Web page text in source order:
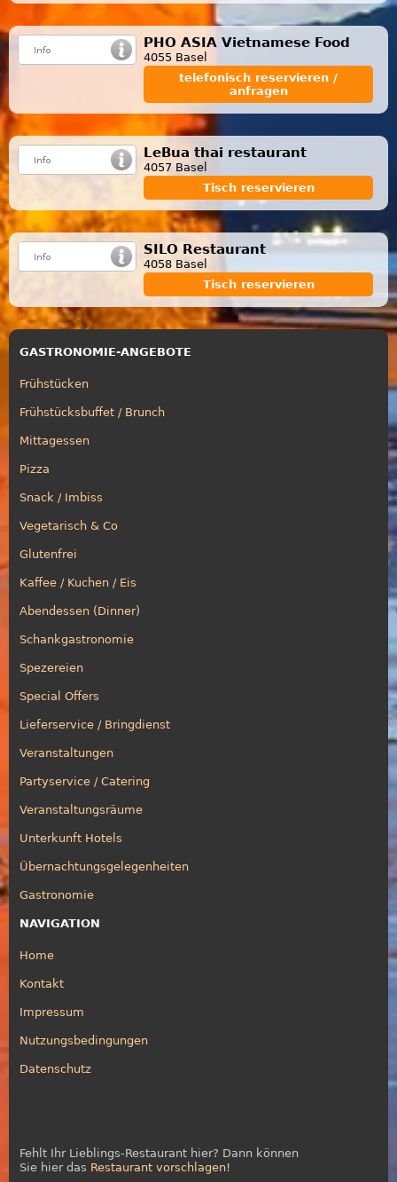
PHO ASIA Vietnamese Food
4055 Basel
telefonisch reservieren /
anfragen
LeBua thai restaurant
4057 Basel
Tisch reservieren
SILO Restaurant
4058 Basel
Tisch reservieren
GASTRONOMIE-ANGEBOTE
Frühstücken
Frühstücksbuffet / Brunch
Mittagessen
Pizza
Snack / Imbiss
Vegetarisch & Co
Glutenfrei
Kaffee / Kuchen / Eis
Abendessen (Dinner)
Schankgastronomie
Spezereien
Special Offers
Lieferservice / Bringdienst
Veranstaltungen
Partyservice / Catering
Veranstaltungsräume
Unterkunft Hotels
Übernachtungsgelegenheiten
Gastronomie
NAVIGATION
Home
Kontakt
Impressum
Nutzungsbedingungen
Datenschutz
Fehlt Ihr Lieblings-Restaurant hier? Dann können
Sie hier das Restaurant vorschlagen!